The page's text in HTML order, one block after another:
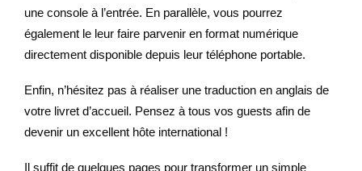
une console à l’entrée. En parallèle, vous pourrez
également le leur faire parvenir en format numérique
directement disponible depuis leur téléphone portable.
Enfin, n’hésitez pas à réaliser une traduction en anglais de
votre livret d’accueil. Pensez à tous vos guests afin de
devenir un excellent hôte international !
Il suffit de quelques pages pour transformer un simple